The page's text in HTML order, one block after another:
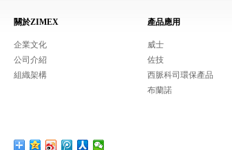
關於ZIMEX
企業文化
公司介紹
組織架構
產品應用
威士
佐技
西脈科司環保產品
布蘭諾